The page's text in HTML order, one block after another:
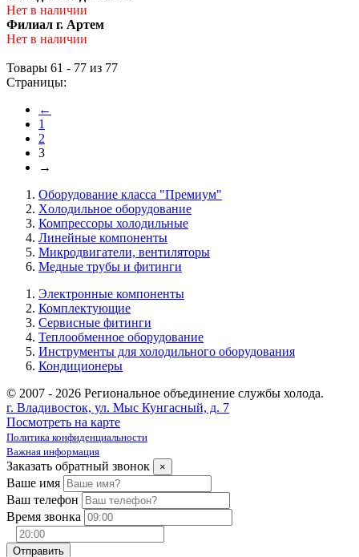
Нет в наличии
Филиал г. Артем
Нет в наличии
Товары 61 - 77 из 77
Страницы:
←
1
2
3
→
Оборудование класса "Премиум"
Xолодильное оборудование
Компрессоры холодильные
Линейные компоненты
Микродвигатели, вентиляторы
Медные трубы и фитинги
Электронные компоненты
Комплектующие
Сервисные фитинги
Теплообменное оборудование
Инструменты для холодильного оборудования
Кондиционеры
© 2007 - 2026 Региональное объединение службы холода.
г. Владивосток, ул. Мыс Кунгасный, д. 7
Посмотреть на карте
Политика конфиденциальности
Важная информация
Заказать обратный звонок ×
Ваше имя
Ваш телефон
Время звонка